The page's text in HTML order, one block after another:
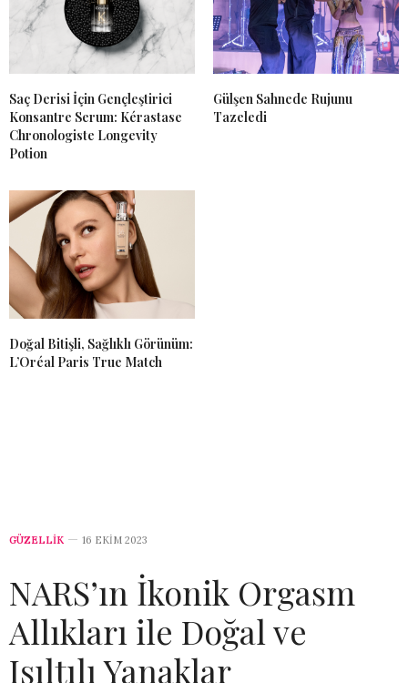
Saç Derisi İçin Gençleştirici
Konsantre Serum: Kérastase
Chronologiste Longevity
Potion
Gülşen Sahnede Rujunu
Tazeledi
Doğal Bitişli, Sağlıklı Görünüm:
L’Oréal Paris True Match
GÜZELLİK 16 EKIM 2023
NARS’ın İkonik Orgasm
Allıkları ile Doğal ve
Işıltılı Yanaklar